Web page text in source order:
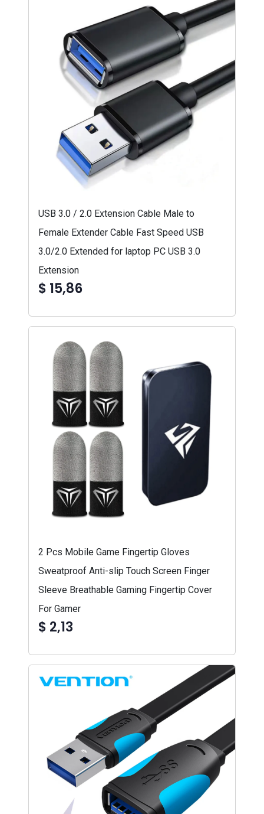
USB 3.0 / 2.0 Extension Cable Male to
Female Extender Cable Fast Speed USB
3.0/2.0 Extended for laptop PC USB 3.0
Extension
$ 15,86
2 Pcs Mobile Game Fingertip Gloves
Sweatproof Anti-slip Touch Screen Finger
Sleeve Breathable Gaming Fingertip Cover
For Gamer
$ 2,13